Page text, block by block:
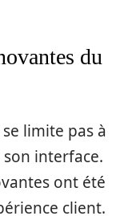
du
limite pas à
interface.
ont été
client.